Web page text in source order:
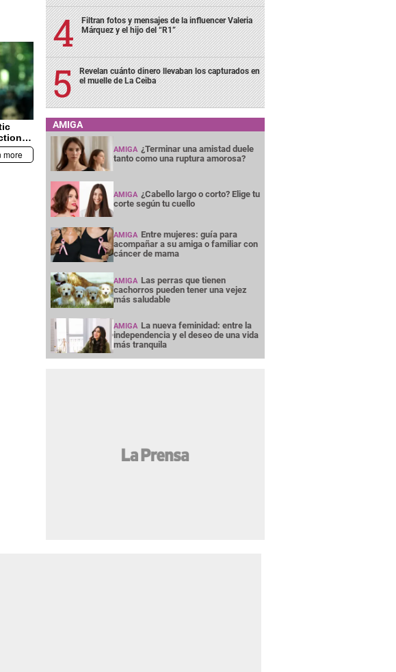
Filtran fotos y mensajes de la influencer Valeria
Márquez y el hijo del “R1”
Revelan cuánto dinero llevaban los capturados en
el muelle de La Ceiba
AMIGA
AMIGA ¿Terminar una amistad duele
tanto como una ruptura amorosa?
AMIGA ¿Cabello largo o corto? Elige tu
corte según tu cuello
AMIGA Entre mujeres: guía para
acompañar a su amiga o familiar con
cáncer de mama
AMIGA Las perras que tienen
cachorros pueden tener una vejez
más saludable
AMIGA La nueva feminidad: entre la
independencia y el deseo de una vida
más tranquila